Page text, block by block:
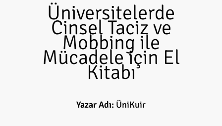
Üniversitelerde
Cinsel Taciz ve
Mobbing ile
Mücadele için El
Kitabı
Yazar Adı: ÜniKuir